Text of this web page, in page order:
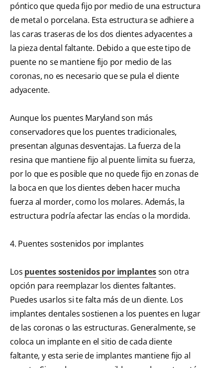
póntico que queda fijo por medio de una estructura
de metal o porcelana. Esta estructura se adhiere a
las caras traseras de los dos dientes adyacentes a
la pieza dental faltante. Debido a que este tipo de
puente no se mantiene fijo por medio de las
coronas, no es necesario que se pula el diente
adyacente.
Aunque los puentes Maryland son más
conservadores que los puentes tradicionales,
presentan algunas desventajas. La fuerza de la
resina que mantiene fijo al puente limita su fuerza,
por lo que es posible que no quede fijo en zonas de
la boca en que los dientes deben hacer mucha
fuerza al morder, como los molares. Además, la
estructura podría afectar las encías o la mordida.
4. Puentes sostenidos por implantes
Los puentes sostenidos por implantesson otra
opción para reemplazar los dientes faltantes.
Puedes usarlos si te falta más de un diente. Los
implantes dentales sostienen a los puentes en lugar
de las coronas o las estructuras. Generalmente, se
coloca un implante en el sitio de cada diente
faltante, y esta serie de implantes mantiene fijo al